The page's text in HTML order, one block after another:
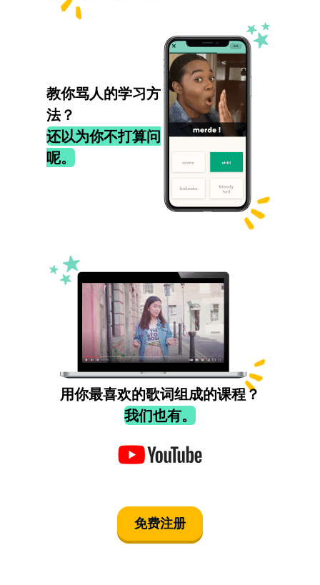
教你骂人的学习方
法？
还以为你不打算问
呢。
用你最喜欢的歌词组成的课程？
我们也有。
免费注册